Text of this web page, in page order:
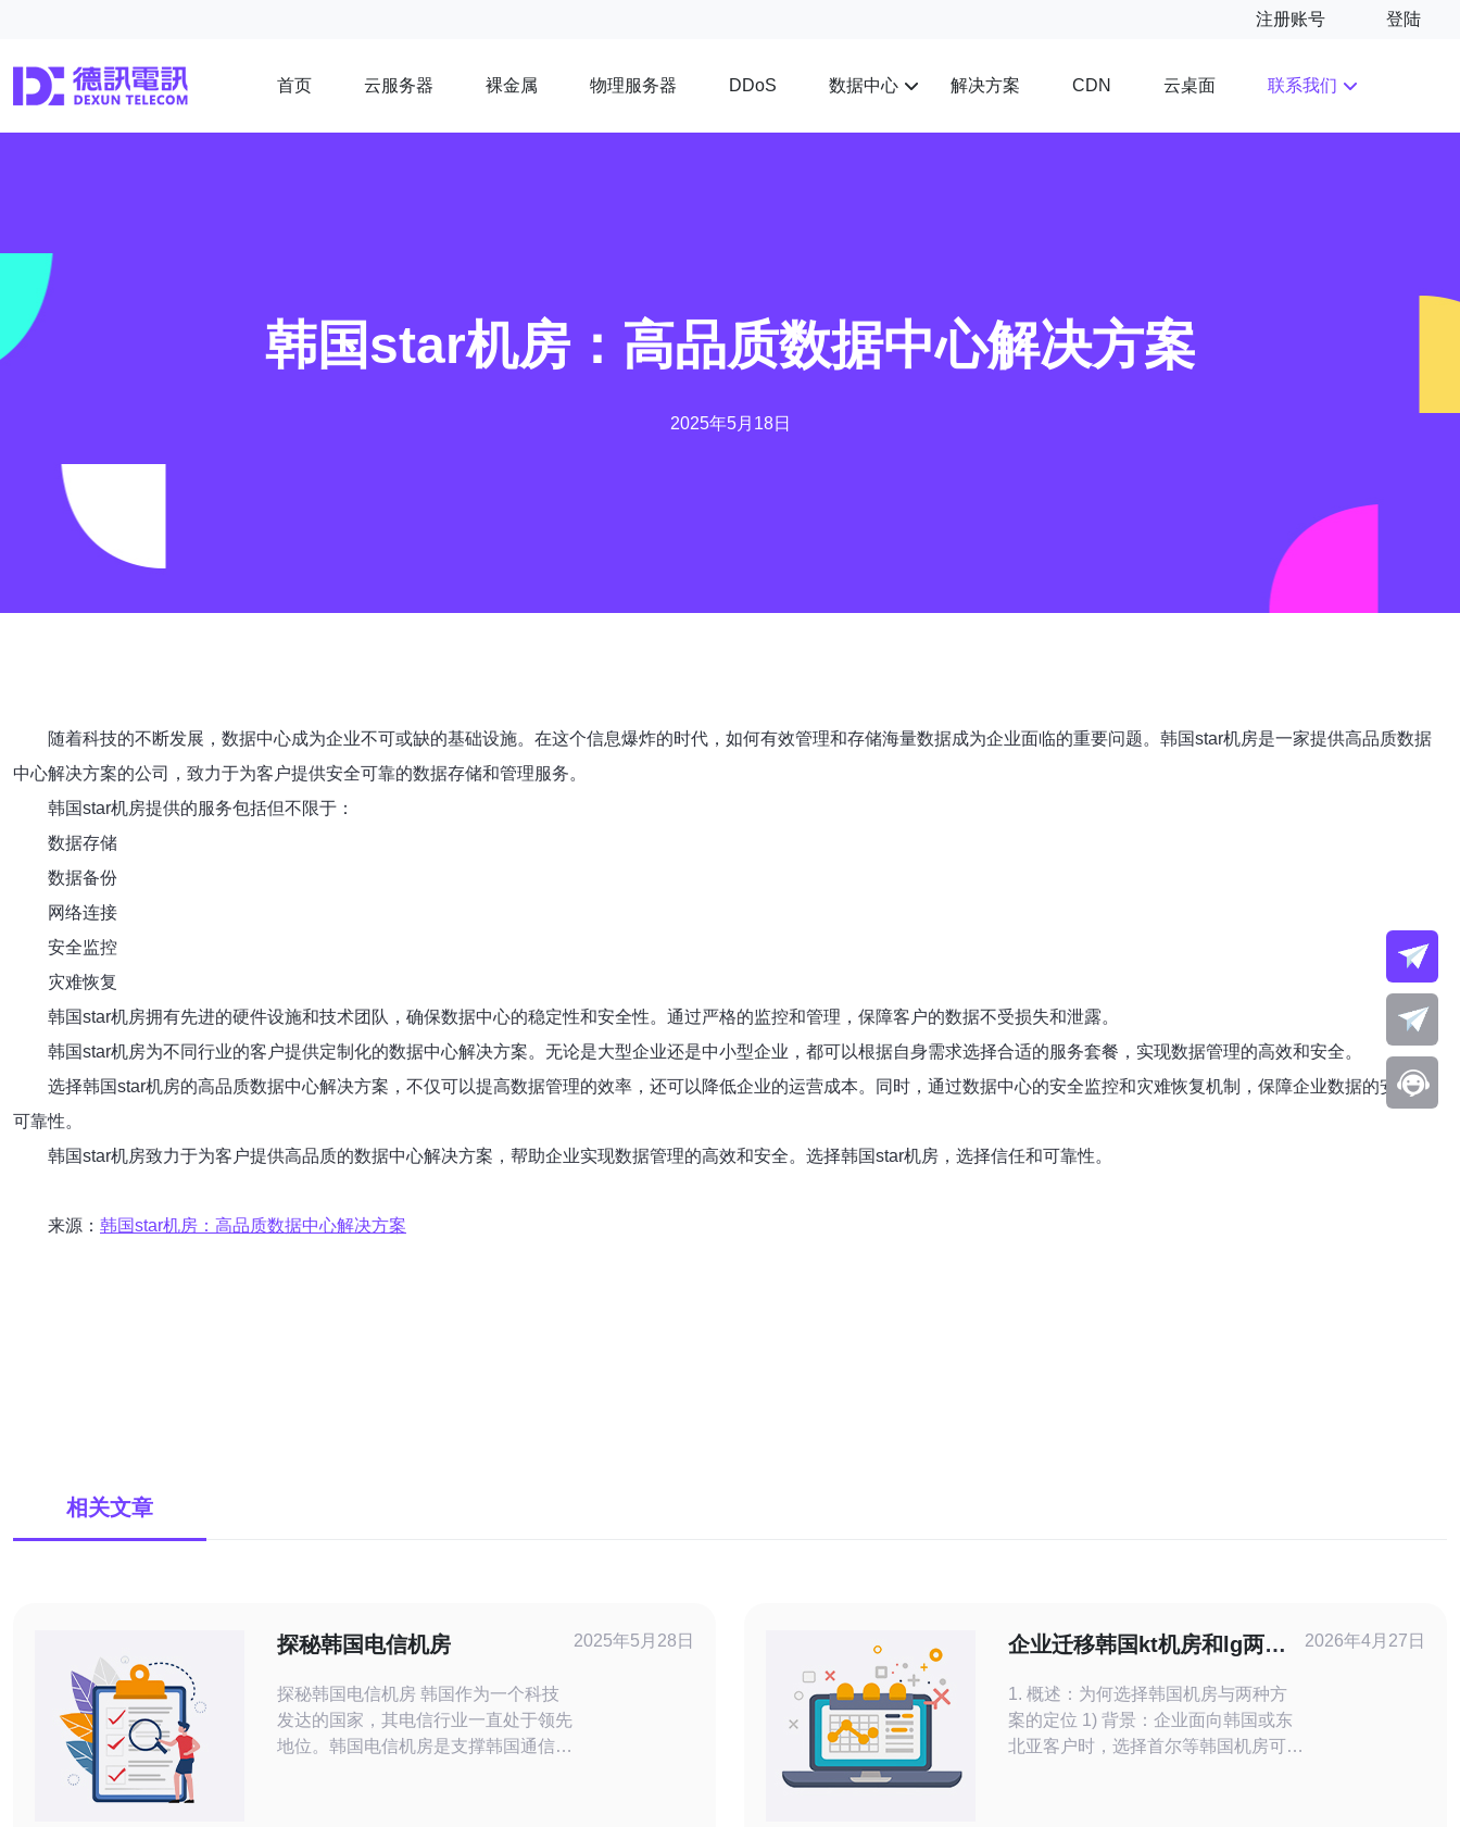
注册账号 登陆
首页 云服务器 裸金属 物理服务器 DDoS 数据中心 解决方案 CDN 云桌面 联系我们
韩国star机房：高品质数据中心解决方案
2025年5月18日
随着科技的不断发展，数据中心成为企业不可或缺的基础设施。在这个信息爆炸的时代，如何有效管理和存储海量数据成为企业面临的重要问题。韩国star机房是一家提供高品质数据
中心解决方案的公司，致力于为客户提供安全可靠的数据存储和管理服务。
韩国star机房提供的服务包括但不限于：
数据存储
数据备份
网络连接
安全监控
灾难恢复
韩国star机房拥有先进的硬件设施和技术团队，确保数据中心的稳定性和安全性。通过严格的监控和管理，保障客户的数据不受损失和泄露。
韩国star机房为不同行业的客户提供定制化的数据中心解决方案。无论是大型企业还是中小型企业，都可以根据自身需求选择合适的服务套餐，实现数据管理的高效和安全。
选择韩国star机房的高品质数据中心解决方案，不仅可以提高数据管理的效率，还可以降低企业的运营成本。同时，通过数据中心的安全监控和灾难恢复机制，保障企业数据的安全和
可靠性。
韩国star机房致力于为客户提供高品质的数据中心解决方案，帮助企业实现数据管理的高效和安全。选择韩国star机房，选择信任和可靠性。
来源： 韩国star机房：高品质数据中心解决方案
相关文章
探秘韩国电信机房
探秘韩国电信机房 韩国作为一个科技
发达的国家，其电信行业一直处于领先
地位。韩国电信机房是支撑韩国通信网
2025年5月28日
企业迁移韩国kt机房和lg两种
1. 概述：为何选择韩国机房与两种方
案的定位 1) 背景：企业面向韩国或东
北亚客户时，选择首尔等韩国机房可显
2026年4月27日